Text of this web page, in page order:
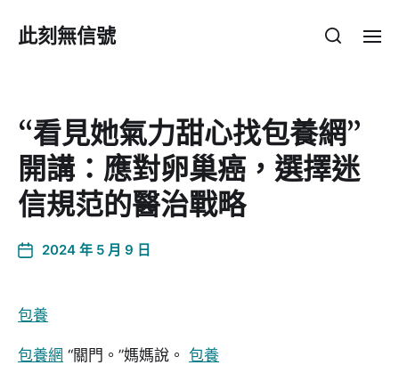
此刻無信號
“看見她氣力甜心找包養網”
開講：應對卵巢癌，選擇迷
信規范的醫治戰略
2024 年 5 月 9 日
包養
包養網 “關門。”媽媽說。 包養